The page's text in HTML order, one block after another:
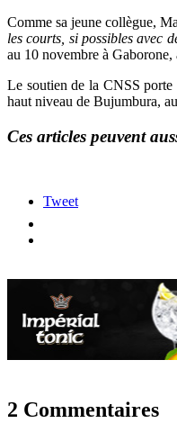
Comme sa jeune collègue,
les courts, si possibles avec
au 10 novembre à Gaborone,
Le soutien de la CNSS porte
haut niveau de Bujumbura,
Ces articles peuvent
Tweet
2 Commentaires